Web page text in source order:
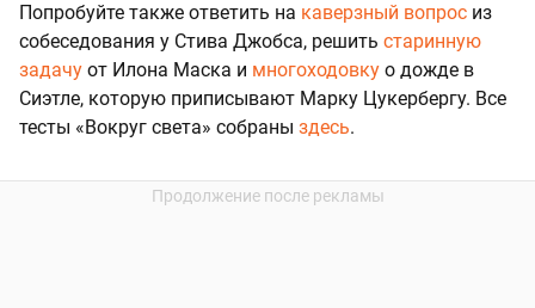
Попробуйте также ответить на каверзный вопрос из
собеседования у Стива Джобса, решить старинную
задачу от Илона Маска и многоходовку о дожде в
Сиэтле, которую приписывают Марку Цукербергу. Все
тесты «Вокруг света» собраны здесь.